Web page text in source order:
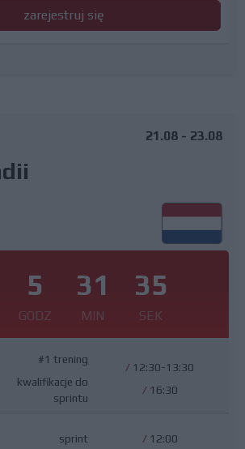
zarejestruj się
21.08 - 23.08
5
GODZ
31
MIN
34
SEK
#1 trening
kwalifikacje do
sprintu
/ 12:30-13:30
/ 16:30
sprint
/ 12:00